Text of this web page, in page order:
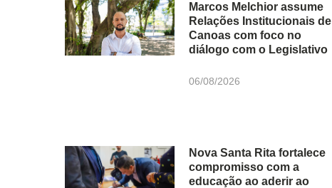
Marcos Melchior assume
Relações Institucionais de
Canoas com foco no
diálogo com o Legislativo
06/08/2026
Nova Santa Rita fortalece
compromisso com a
educação ao aderir ao